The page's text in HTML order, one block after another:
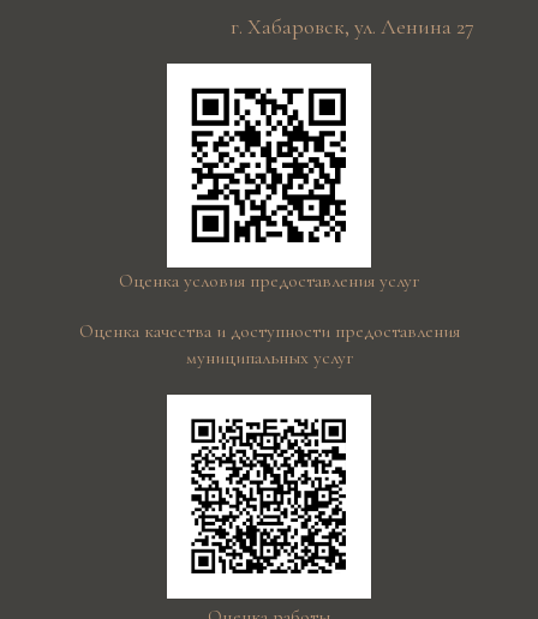
г. Хабаровск, ул. Ленина 27
Оценка условия предоставления услуг
Оценка качества и доступности предоставления
муниципальных услуг